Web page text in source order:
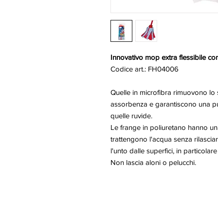
Innovativo mop extra flessibile
Codice art.: FH04006
Quelle in microfibra rimuovono
assorbenza e garantiscono una
quelle ruvide.
Le frange in poliuretano hanno
trattengono l'acqua senza
l'unto dalle superfici, in
Non lascia aloni o pelucchi.